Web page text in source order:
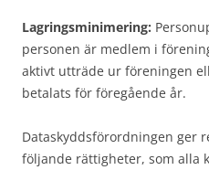
Lagringsminimering:
personen är medlem i
aktivt utträde ur föreningen
betalats för föregående år.
Dataskyddsförordningen ger
följande rättigheter, som alla